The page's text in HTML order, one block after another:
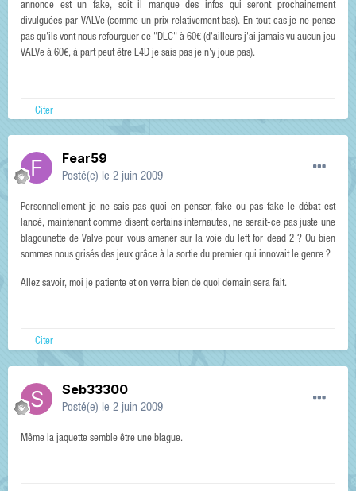
annonce est un fake, soit il manque des infos qui seront prochainement
divulguées par VALVe (comme un prix relativement bas). En tout cas je ne pense
pas qu'ils vont nous refourguer ce "DLC" à 60€ (d'ailleurs j'ai jamais vu aucun jeu
VALVe à 60€, à part peut être L4D je sais pas je n'y joue pas).
Citer
Fear59
Posté(e) le 2 juin 2009
Personnellement je ne sais pas quoi en penser, fake ou pas fake le débat est
lancé, maintenant comme disent certains internautes, ne serait-ce pas juste une
blagounette de Valve pour vous amener sur la voie du left for dead 2 ? Ou bien
sommes nous grisés des jeux grâce à la sortie du premier qui innovait le genre ?
Allez savoir, moi je patiente et on verra bien de quoi demain sera fait.
Citer
Seb33300
Posté(e) le 2 juin 2009
Même la jaquette semble être une blague.